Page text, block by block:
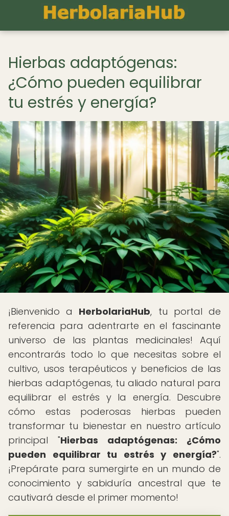
Hierbas adaptógenas:
¿Cómo pueden equilibrar
tu estrés y energía?
¡Bienvenido a HerbolariaHub, tu portal de
referencia para adentrarte en el fascinante
universo de las plantas medicinales! Aquí
encontrarás todo lo que necesitas sobre el
cultivo, usos terapéuticos y beneficios de las
hierbas adaptógenas, tu aliado natural para
equilibrar el estrés y la energía. Descubre
cómo estas poderosas hierbas pueden
transformar tu bienestar en nuestro artículo
principal "Hierbas adaptógenas: ¿Cómo
pueden equilibrar tu estrés y energía?".
¡Prepárate para sumergirte en un mundo de
conocimiento y sabiduría ancestral que te
cautivará desde el primer momento!